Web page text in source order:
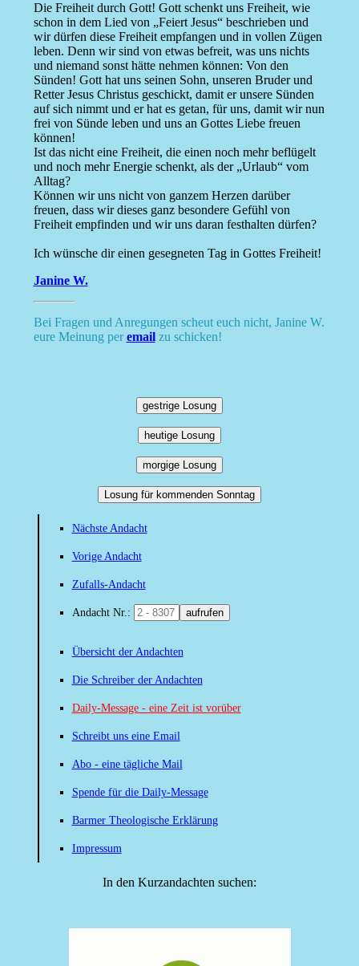
Die Freiheit durch Gott! Gott schenkt uns Freiheit, wie
schon in dem Lied von „Feiert Jesus“ beschrieben und
wir dürfen diese Freiheit empfangen und in vollen Zügen
leben. Denn wir sind von etwas befreit, was uns nichts
und niemand sonst hätte nehmen können: Von den
Sünden! Gott hat uns seinen Sohn, unseren Bruder und
Retter Jesus Christus geschickt, damit er unsere Sünden
auf sich nimmt und er hat es getan, für uns, damit wir nun
frei von Sünde leben und uns an Gottes Liebe freuen
können!
Ist das nicht eine Freiheit, die einen noch mehr beflügelt
und noch mehr Energie schenkt, als der „Urlaub“ vom
Alltag?
Können wir uns nicht von ganzem Herzen darüber
freuen, dass wir dieses ganz besondere Gefühl von
Freiheit empfinden und wir uns daran festhalten dürfen?
Ich wünsche dir einen gesegneten Tag in Gottes Freiheit!
Janine W.
Bei Fragen und Anregungen scheut euch nicht, Janine W.
eure Meinung peremailzu schicken!
gestrige Losung
heutige Losung
morgige Losung
Losung für kommenden Sonntag
Nächste Andacht
Vorige Andacht
Zufalls-Andacht
Andacht Nr.: aufrufen
Übersicht der Andachten
Die Schreiber der Andachten
Daily-Message - eine Zeit ist vorüber
Schreibt uns eine Email
Abo - eine tägliche Mail
Spende für die Daily-Message
Barmer Theologische Erklärung
Impressum
In den Kurzandachten suchen: